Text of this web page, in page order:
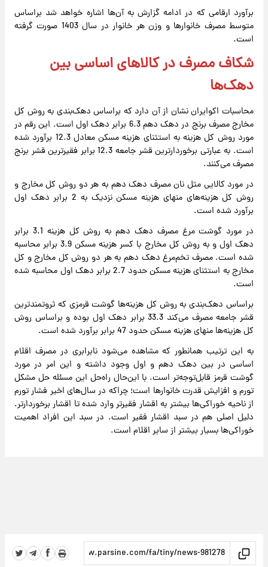
برآورد ارقامی که در ادامه گزارش به آن‌ها اشاره خواهد شد براساس
متوسط مصرف خانوارها و وزن هر خانوار در سال 1403 صورت گرفته
است.
شکاف مصرف در کالاهای اساسی بین
دهک‌ها
محاسبات اکوایران نشان از آن دارد که براساس دهک‌بندی به روش کل
مخارج مصرف برنج در دهک دهم 6.3 برابر دهک اول است. این رقم در
مورد روش کل هزینه به استثنای هزینه مسکن معادل 12.3 برآورد شده
است. به عبارتی برخوردارترین قشر جامعه 12.3 برابر فقیرترین قشر برنج
مصرف می‌کنند.
در مورد کالایی مثل نان مصرف دهک دهم به هر دو روش کل مخارج و
روش کل هزینه‌های منهای هزینه مسکن نزدیک به 2 برابر دهک اول
برآورد شده است.
در مورد گوشت مرغ مصرف دهک دهم به روش کل هزینه 3.1 برابر
دهک اول و به روش کل مخارج با کسر هزینه مسکن 3.9 برابر محاسبه
شده است. مصرف تخم‌مرغ دهک دهم به هر دو روش کل مخارج و کل
مخارج به استثنای هزینه مسکن حدود 2.7 برابر دهک اول محاسبه شده
است.
براساس دهک‌بندی به روش کل هزینه‌ها گوشت قرمزی که ثروتمندترین
قشر جامعه مصرف ‌می‌کند 33.3 برابر دهک اول بوده و براساس روش
کل هزینه‌ها منهای هزینه مسکن حدود 47 برابر برآورد شده است.
به این ترتیب همانطور که مشاهده می‌شود نابرابری در مصرف اقلام
اساسی در بین دهک دهم و اول وجود داشته و این امر در مورد
گوشت قرمز قابل‌توجه‌تر است. با این‌حال راه‌حل این مسئله حل مشکل
تورم و افزایش قدرت خانوارها است؛ چراکه در سال‌های اخیر فشار تورم
از ناحیه خوراکی‌ها بیشتر به اقشار فقیرتر وارد شده تا اقشار برخوردارتر.
دلیل اصلی هم در سبد اقشار فقیر است. در سبد این افراد اهمیت
خوراکی‌ها بسیار بیشتر از سایر اقلام است.